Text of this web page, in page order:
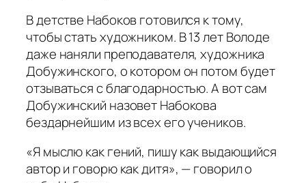
В детстве Набоков готовился к тому,
чтобы стать художником. В 13 лет Володе
даже наняли преподавателя, художника
Добужинского, о котором он потом будет
отзываться с благодарностью. А вот сам
Добужинский назовет Набокова
бездарнейшим из всех его учеников.
«Я мыслю как гений, пишу как выдающийся
автор и говорю как дитя», — говорил о